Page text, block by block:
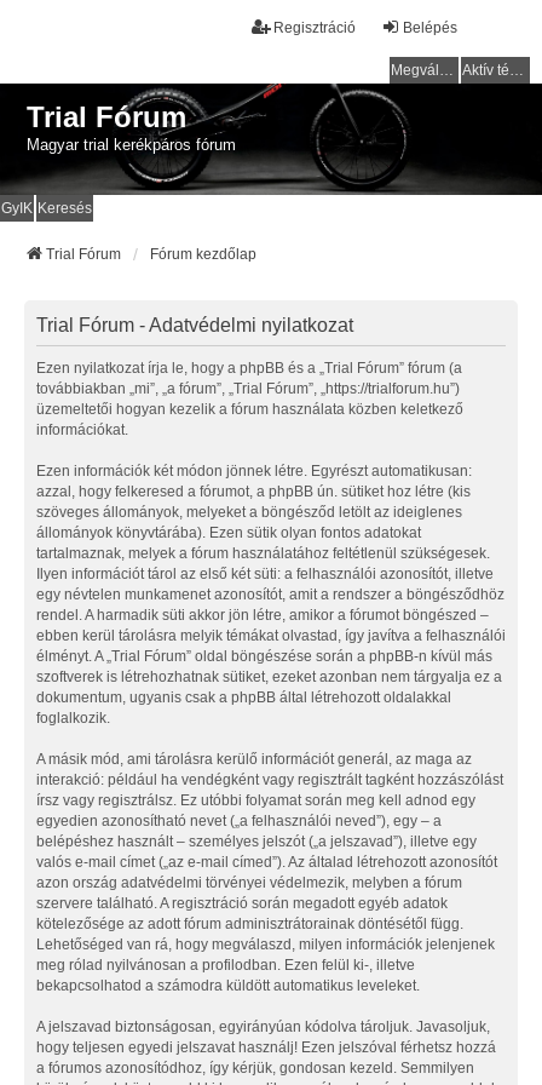
Belépés
Regisztráció
Megválaszolatlan témák Aktív témák
Trial Fórum
Magyar trial kerékpáros fórum
GyIK Keresés
Trial Fórum Fórum kezdőlap
Trial Fórum - Adatvédelmi nyilatkozat
Ezen nyilatkozat írja le, hogy a phpBB és a „Trial Fórum” fórum (a
továbbiakban „mi”, „a fórum”, „Trial Fórum”, „https://trialforum.hu”)
üzemeltetői hogyan kezelik a fórum használata közben keletkező
információkat.
Ezen információk két módon jönnek létre. Egyrészt automatikusan:
azzal, hogy felkeresed a fórumot, a phpBB ún. sütiket hoz létre (kis
szöveges állományok, melyeket a böngésződ letölt az ideiglenes
állományok könyvtárába). Ezen sütik olyan fontos adatokat
tartalmaznak, melyek a fórum használatához feltétlenül szükségesek.
Ilyen információt tárol az első két süti: a felhasználói azonosítót, illetve
egy névtelen munkamenet azonosítót, amit a rendszer a böngésződhöz
rendel. A harmadik süti akkor jön létre, amikor a fórumot böngészed –
ebben kerül tárolásra melyik témákat olvastad, így javítva a felhasználói
élményt. A „Trial Fórum” oldal böngészése során a phpBB-n kívül más
szoftverek is létrehozhatnak sütiket, ezeket azonban nem tárgyalja ez a
dokumentum, ugyanis csak a phpBB által létrehozott oldalakkal
foglalkozik.
A másik mód, ami tárolásra kerülő információt generál, az maga az
interakció: például ha vendégként vagy regisztrált tagként hozzászólást
írsz vagy regisztrálsz. Ez utóbbi folyamat során meg kell adnod egy
egyedien azonosítható nevet („a felhasználói neved”), egy – a
belépéshez használt – személyes jelszót („a jelszavad”), illetve egy
valós e-mail címet („az e-mail címed”). Az általad létrehozott azonosítót
azon ország adatvédelmi törvényei védelmezik, melyben a fórum
szervere található. A regisztráció során megadott egyéb adatok
kötelezősége az adott fórum adminisztrátorainak döntésétől függ.
Lehetőséged van rá, hogy megválaszd, milyen információk jelenjenek
meg rólad nyilvánosan a profilodban. Ezen felül ki-, illetve
bekapcsolhatod a számodra küldött automatikus leveleket.
A jelszavad biztonságosan, egyirányúan kódolva tároljuk. Javasoljuk,
hogy teljesen egyedi jelszavat használj! Ezen jelszóval férhetsz hozzá
a fórumos azonosítódhoz, így kérjük, gondosan kezeld. Semmilyen